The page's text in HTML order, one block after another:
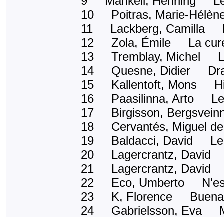
10 Poitras, Marie-
11 Lackberg, Camilla
12 Zola, Émile La
13 Tremblay, Michel La
14 Quesne, Didier
15 Kallentoft, Mons
16 Paasilinna, Arto Le
17 Birgisson,
18 Cervantés, Miguel
19 Baldacci, David Le
20 Lagercrantz, David
21 Lagercrantz, David
22 Eco, Umberto
23 K, Florence Buena
24 Gabrielsson, Eva